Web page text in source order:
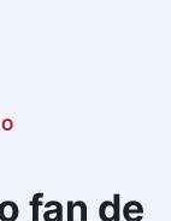
fan de